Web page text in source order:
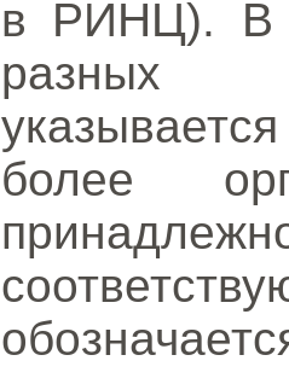
в РИНЦ). В
разных
более